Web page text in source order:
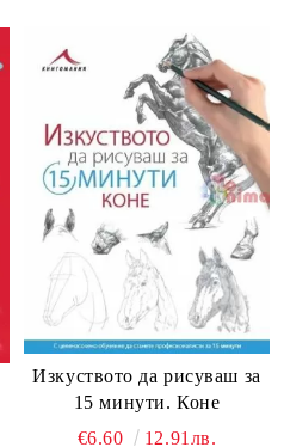
Изкуството да рисуваш за
15 минути. Коне
€6.60
12.91лв.